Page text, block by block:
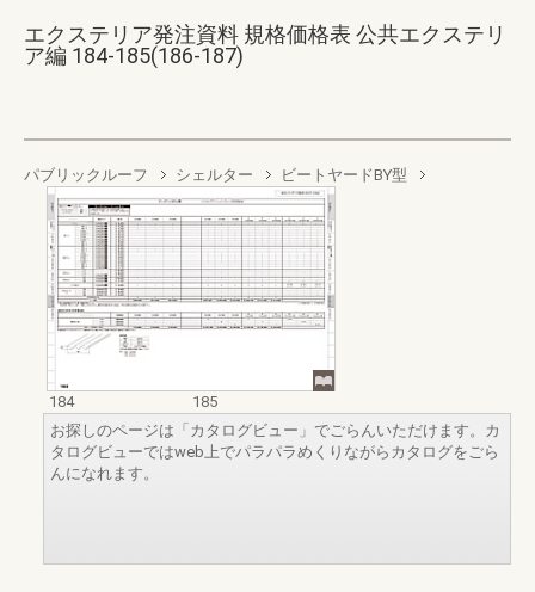
エクステリア発注資料 規格価格表 公共エクステリ
ア編 184-185(186-187)
パブリックルーフ シェルター ビートヤードBY型
184
185
お探しのページは「カタログビュー」でごらんいただけます。カ
タログビューではweb上でパラパラめくりながらカタログをごら
んになれます。